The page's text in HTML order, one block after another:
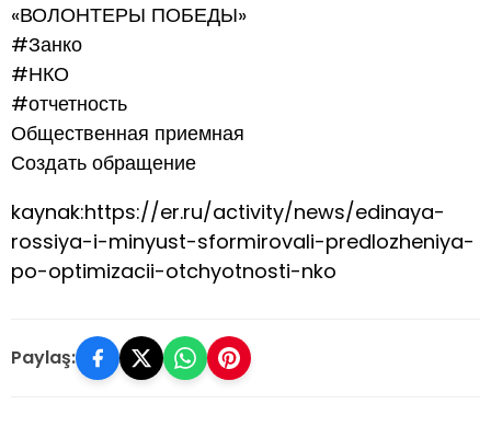
«ВОЛОНТЕРЫ ПОБЕДЫ»
#Занко
#НКО
#отчетность
Общественная приемная
Создать обращение
kaynak:https://er.ru/activity/news/edinaya-
rossiya-i-minyust-sformirovali-predlozheniya-
po-optimizacii-otchyotnosti-nko
Paylaş: